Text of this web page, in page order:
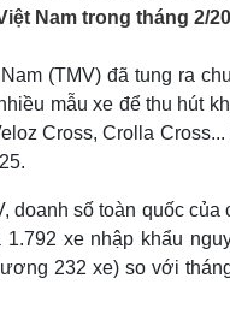
Thế
Hậu
Văn hóa
Sân
Di sản
Nam trong tháng 2/
(TMV) đã tung ra
mẫu xe để thu hút
Cross, Crolla
doanh số toàn quốc
xe nhập khẩu
232 xe) so với